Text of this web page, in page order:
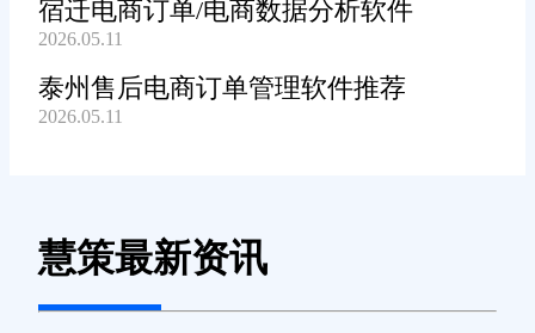
宿迁电商订单/电商数据分析软件
2026.05.11
泰州售后电商订单管理软件推荐
2026.05.11
慧策最新资讯